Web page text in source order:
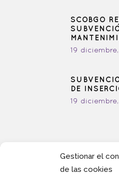
Gestionar el
de las cookies
SCOBGO
19
DE
19
Sociales.